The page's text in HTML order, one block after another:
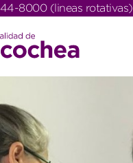
44-8000 (lineas rotativas)